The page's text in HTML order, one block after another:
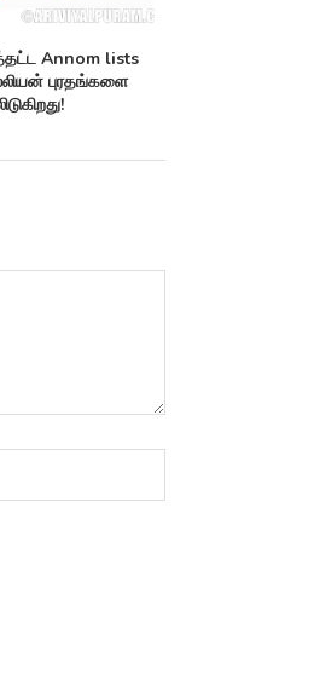
செவ்வாய் கிரகத்தில் சாத்தியமான
Climate patterns on mars பருவ